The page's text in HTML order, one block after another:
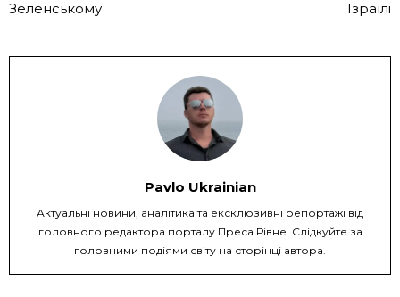
Зеленському
Ізраїлі
Pavlo Ukrainian
Актуальні новини, аналітика та ексклюзивні репортажі від
головного редактора порталу Преса Рівне. Слідкуйте за
головними подіями світу на сторінці автора.